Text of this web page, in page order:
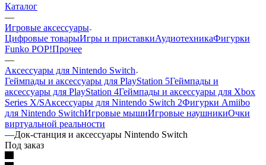
Каталог
—
Игровые аксессуары
Цифровые товарыИгры и приставкиАудиотехникаФигурки
Funko POP!Прочее
—
Аксессуары для Nintendo Switch
Геймпады и аксессуары для PlayStation 5Геймпады и
аксессуары для PlayStation 4Геймпады и аксессуары для Xbox
Series X/SАксессуары для Nintendo Switch 2Фигурки Amiibo
для Nintendo SwitchИгровые мышиИгровые наушникиОчки
виртуальной реальности
—Док-станция и аксессуары Nintendo Switch
Под заказ